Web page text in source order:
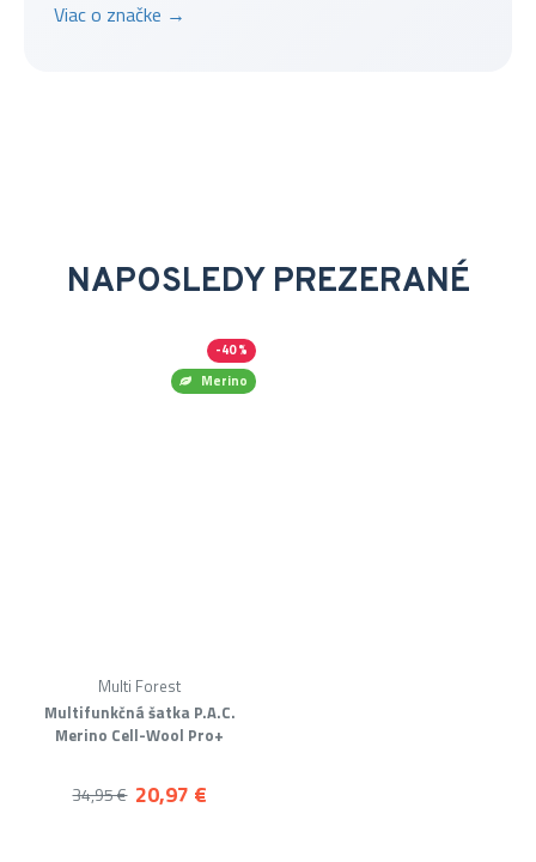
Viac o značke →
NAPOSLEDY PREZERANÉ
Merino
-40 %
Multifunkčná šatka P.A.C.
Merino Cell-Wool Pro+
Multi Forest
20,97 €
34,95 €